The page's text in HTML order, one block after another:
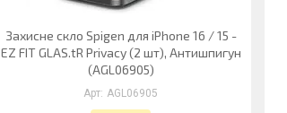
Захисне скло Spigen для iPhone 16 / 15 -
EZ FIT GLAS.tR Privacy (2 шт), Антишпигун
(AGL06905)
AGL06905